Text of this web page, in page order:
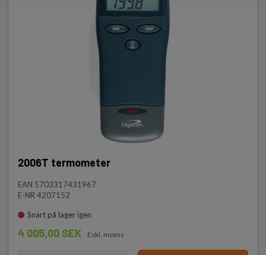
2006T termometer
EAN 5703317431967
E-NR 4207152
Snart på lager igen
4 005,00 SEK Exkl. moms